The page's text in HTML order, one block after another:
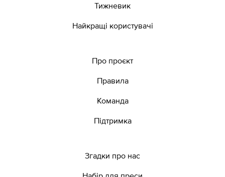
Тижневик
Найкращі користувачі
Про проєкт
Правила
Команда
Підтримка
Згадки про нас